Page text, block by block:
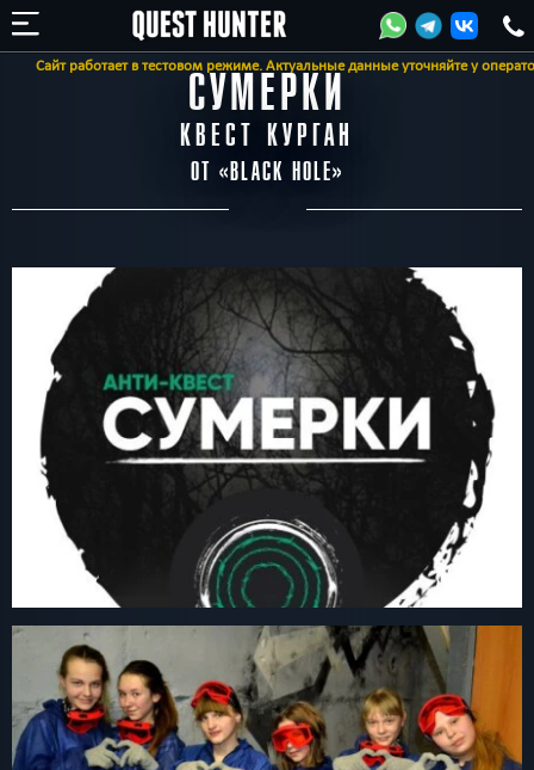
работает в тестовом режиме. Актуальные данные уточняйте у оператора
СУМЕРКИ
КВЕСТ КУРГАН
ОТ «BLACK HOLE»